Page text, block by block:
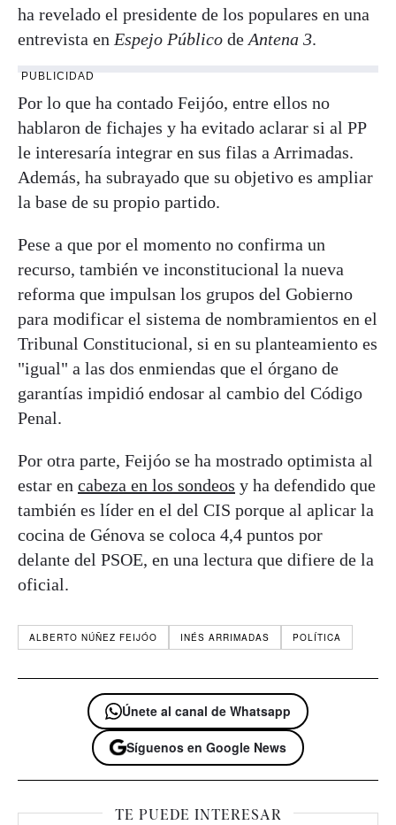
ha revelado el presidente de los populares en una
entrevista en Espejo Público de Antena 3.
PUBLICIDAD
Por lo que ha contado Feijóo, entre ellos no
hablaron de fichajes y ha evitado aclarar si al PP
le interesaría integrar en sus filas a Arrimadas.
Además, ha subrayado que su objetivo es ampliar
la base de su propio partido.
Pese a que por el momento no confirma un
recurso, también ve inconstitucional la nueva
reforma que impulsan los grupos del Gobierno
para modificar el sistema de nombramientos en el
Tribunal Constitucional, si en su planteamiento es
"igual" a las dos enmiendas que el órgano de
garantías impidió endosar al cambio del Código
Penal.
Por otra parte, Feijóo se ha mostrado optimista al
estar en cabeza en los sondeos y ha defendido que
también es líder en el del CIS porque al aplicar la
cocina de Génova se coloca 4,4 puntos por
delante del PSOE, en una lectura que difiere de la
oficial.
ALBERTO NÚÑEZ FEIJÓO INÉS ARRIMADAS POLÍTICA
Únete al canal de Whatsapp
Síguenos en Google News
TE PUEDE INTERESAR